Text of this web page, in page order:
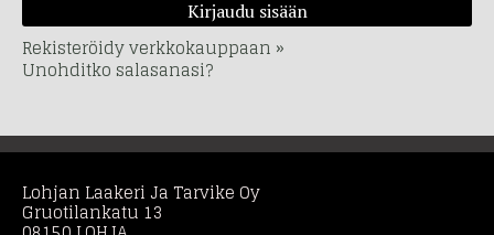
Rekisteröidy verkkokauppaan »
Unohditko salasanasi?
Lohjan Laakeri Ja Tarvike Oy
Gruotilankatu 13